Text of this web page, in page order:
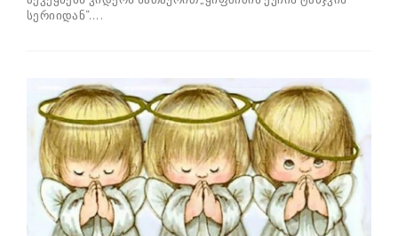
სერიიდან“....